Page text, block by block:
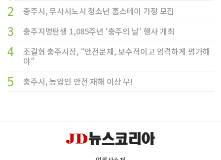
2 충주시, 무사시노시 청소년 홈스테이 가정 모집
3 충주지명탄생 1,085주년 ‘충주의 날’ 행사 개최
4
조길형 충주시장, “안전문제, 보수적이고 엄격하게 평가해
야”
5 충주시, 농업인 안전 재해 이상 무!